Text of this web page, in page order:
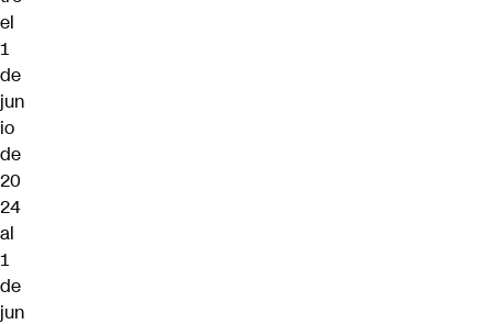
el
1
de
jun
io
de
20
24
al
1
de
jun